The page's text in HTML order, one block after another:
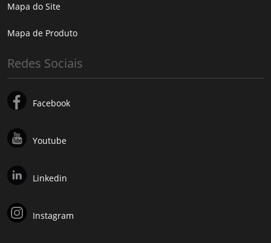
Mapa do Site
Mapa de Produto
Redes Sociais
Facebook
Youtube
Linkedin
Instagram